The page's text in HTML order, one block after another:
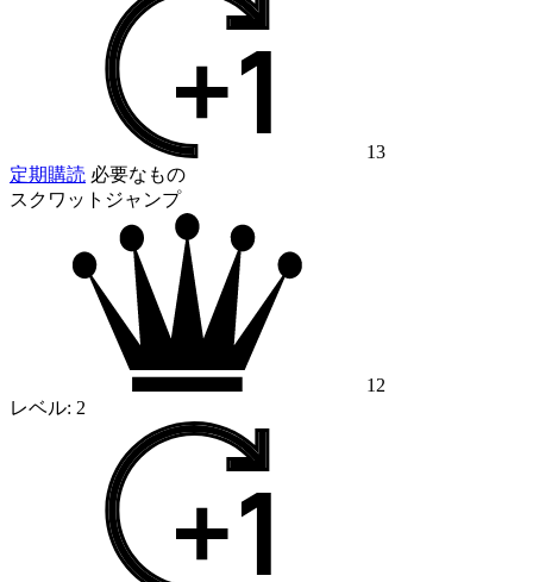
13
定期購読 必要なもの
スクワットジャンプ
12
レベル: 2